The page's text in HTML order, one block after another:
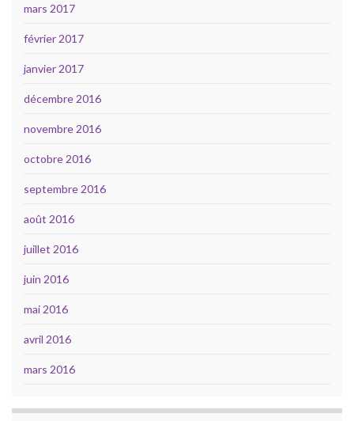
mars 2017
février 2017
janvier 2017
décembre 2016
novembre 2016
octobre 2016
septembre 2016
août 2016
juillet 2016
juin 2016
mai 2016
avril 2016
mars 2016